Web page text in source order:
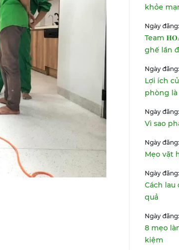
khỏe
Ngày
Team
ghế lần
Ngày
Lợi ích
phòng là
Ngày
Vì sao
Ngày
Mẹo vặt
Ngày
Cách
quả
Ngày
8 mẹo
kiệm